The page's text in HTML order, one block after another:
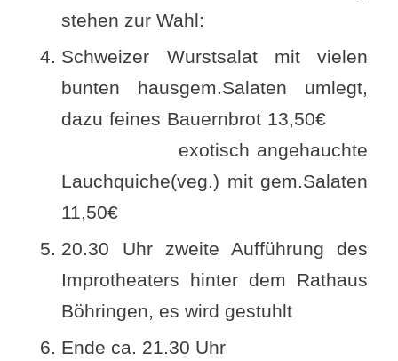
stehen zur Wahl:
Schweizer Wurstsalat mit vielen
bunten hausgem. Salaten umlegt,
dazu feines Bauernbrot 13,50€
exotisch angehauchte
Lauchquiche(veg.) mit gem.Salaten
11,50€
20.30 Uhr zweite Aufführung des
Improtheaters hinter dem Rathaus
Böhringen, es wird gestuhlt
Ende ca. 21.30 Uhr